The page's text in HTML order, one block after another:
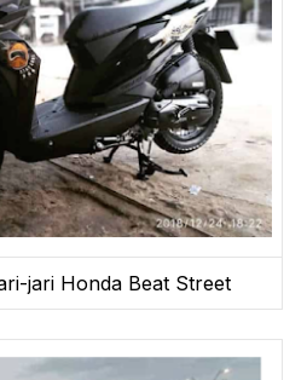
jari Honda Beat Street